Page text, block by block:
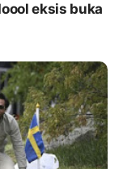
eksis buka